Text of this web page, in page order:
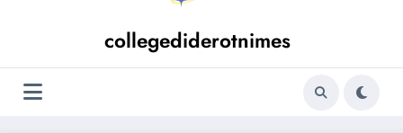
collegediderotnimes